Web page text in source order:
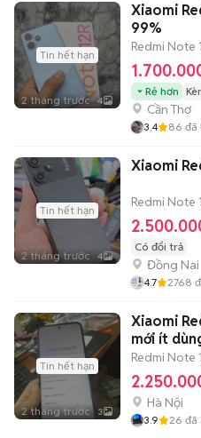
Tin hết hạn
2 tháng trước 4
Xiaomi
99%
Redmi Note
Rẻ hơn
Cần Thơ
3.4 86 đã
Tin hết hạn
2 tháng trước 4
Xiaomi
Redmi Note
Có đổi trả
Đồng Nai
4.7 2768
Tin hết hạn
2 tháng trước 3
Xiaomi
mới ít
Redmi Note
Hà Nội
3.9 26 đã